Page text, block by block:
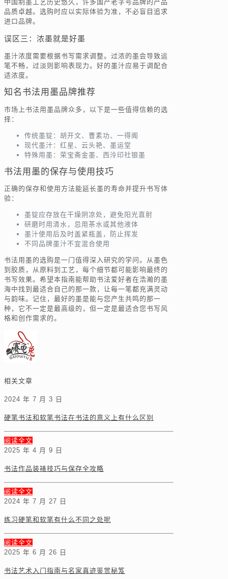
中国制墨工艺历史悠久，许多国产老字号品牌的产品
品质卓越。选购时应以实际体验为准，不必盲目追求
进口品牌。
误区三：浓墨就是好墨
墨汁浓度需要根据书写需求调整。过浓的墨会导致运
笔不畅，过淡则影响表现力。好的墨汁应易于调配合
适浓度。
知名书法用墨品牌推荐
市场上书法用墨品牌众多，以下是一些值得信赖的选
择：
传统墨锭：胡开文、曹素功、一得阁
现代墨汁：红星、云头艳、墨运堂
特殊用墨：荣宝斋金墨、西泠印社银墨
书法用墨的保存与使用技巧
正确的保存和使用方法能延长墨的寿命并提升书写体
验：
墨锭应存放在干燥阴凉处，避免阳光直射
研磨时用清水，忌用茶水或其他液体
墨汁使用后及时盖紧瓶盖，防止挥发
不同品牌墨汁不宜混合使用
书法用墨的选购是一门值得深入研究的学问。从墨色
到胶质，从原料到工艺，每个细节都可能影响最终的
书写效果。希望本指南能帮助书法爱好者在浩瀚的墨
海中找到最适合自己的那一款，让每一笔都充满灵动
与韵味。记住，最好的墨是能与您产生共鸣的那一
种，它不一定是最高级的，但一定是最适合您书写风
格和创作需求的。
相关文章
2024 年 7 月 3 日
硬笔书法和软笔书法在书法的意义上有什么区别
阅读全文
2025 年 4 月 9 日
书法作品装裱技巧与保存全攻略
阅读全文
2024 年 7 月 27 日
练习硬笔和软笔有什么不同之处呢
阅读全文
2025 年 6 月 26 日
书法艺术入门指南与名家真迹鉴赏秘笈